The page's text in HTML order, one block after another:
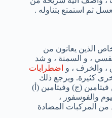
ثم استمتع بتناوله .
الذين يعانون من
، و السمنة ، و شد
، والخرف ، و اضطرابات
كثيرة. ويرجع ذلك
(ج) وفيتامين (أ)
والفوسفور ،
من المركبات المضادة